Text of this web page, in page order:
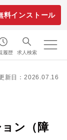
料インストール
履歴 求人検索
新日：2026.07.16
ン（障